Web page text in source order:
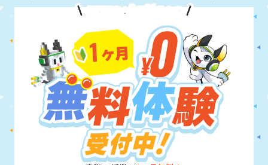
期間限定！8月 31 まで